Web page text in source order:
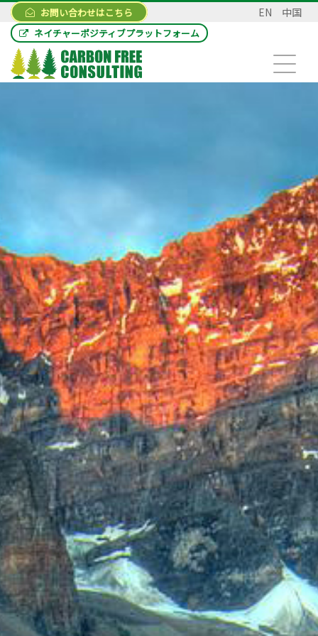
お問い合わせはこちら EN 中国
ネイチャーポジティブプラットフォーム